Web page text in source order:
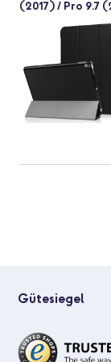
(2017) / Pro 9.7
imoshion Trifold
Lightning-Kabel
Gütesiegel